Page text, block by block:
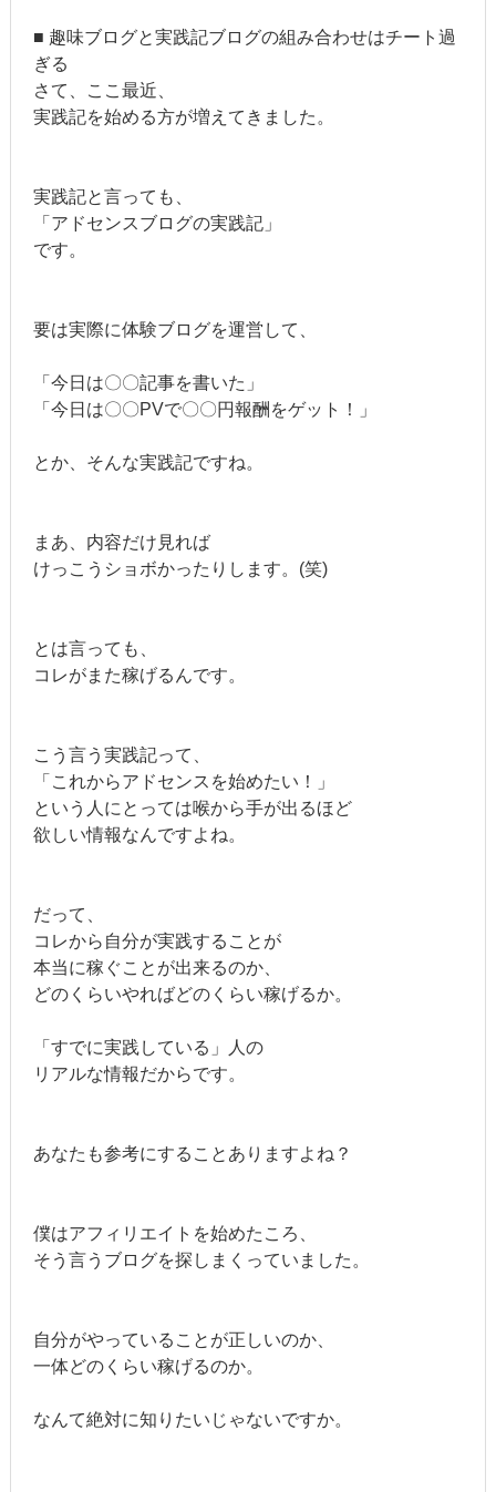
■ 趣味ブログと実践記ブログの組み合わせはチート過
ぎる
さて、ここ最近、
実践記を始める方が増えてきました。
実践記と言っても、
「アドセンスブログの実践記」
です。
要は実際に体験ブログを運営して、
「今日は〇〇記事を書いた」
「今日は〇〇PVで〇〇円報酬をゲット！」
とか、そんな実践記ですね。
まあ、内容だけ見れば
けっこうショボかったりします。(笑)
とは言っても、
コレがまた稼げるんです。
こう言う実践記って、
「これからアドセンスを始めたい！」
という人にとっては喉から手が出るほど
欲しい情報なんですよね。
だって、
コレから自分が実践することが
本当に稼ぐことが出来るのか、
どのくらいやればどのくらい稼げるか。
「すでに実践している」人の
リアルな情報だからです。
あなたも参考にすることありますよね？
僕はアフィリエイトを始めたころ、
そう言うブログを探しまくっていました。
自分がやっていることが正しいのか、
一体どのくらい稼げるのか。
なんて絶対に知りたいじゃないですか。